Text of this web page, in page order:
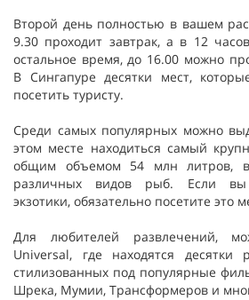
Второй день полностью в вашем
9.30 проходит завтрак, а в 12
остальное время, до 16.00 можно
В Сингапуре десятки мест,
посетить туристу.
Среди самых популярных можно
этом месте находиться самый
общим объемом 54 млн литров,
различных видов рыб. Если вы
экзотики, обязательно посетите это
Для любителей развлечений,
Universal, где находятся десятки
стилизованных под популярные
Шрека, Мумии, Трансформеров и